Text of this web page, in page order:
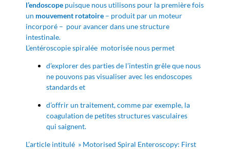
l’endoscope puisque nous utilisons pour la première fois
un mouvement rotatoire – produit par un moteur
incorporé – pour avancer dans une structure
intestinale.
L’entéroscopie spiralée motorisée nous permet
d’explorer des parties de l’intestin grêle que nous
ne pouvons pas visualiser avec les endoscopes
standards et
d’offrir un traitement, comme par exemple, la
coagulation de petites structures vasculaires
qui saignent.
L’article intitulé » Motorised Spiral Enteroscopy: First